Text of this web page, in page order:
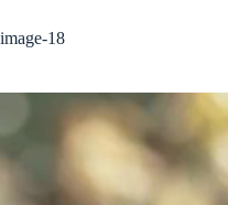
image-18